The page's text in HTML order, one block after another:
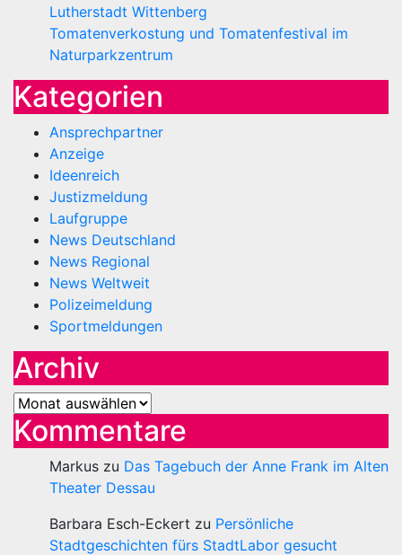
Lutherstadt Wittenberg
Tomatenverkostung und Tomatenfestival im
Naturparkzentrum
Kategorien
Ansprechpartner
Anzeige
Ideenreich
Justizmeldung
Laufgruppe
News Deutschland
News Regional
News Weltweit
Polizeimeldung
Sportmeldungen
Archiv
Archiv
Kommentare
Markus zu Das Tagebuch der Anne Frank im Alten
Theater Dessau
Barbara Esch-Eckert zu Persönliche
Stadtgeschichten fürs StadtLabor gesucht